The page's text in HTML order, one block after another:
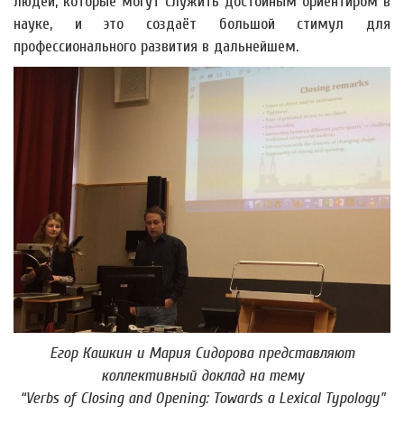
науке, и это создаёт большой стимул для
профессионального развития в дальнейшем.
Егор Кашкин и Мария Сидорова представляют
коллективный доклад на тему
“Verbs of Closing and Opening: Towards a Lexical Typology”